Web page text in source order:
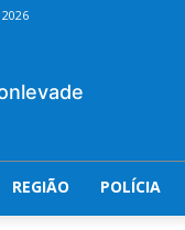
REGIÃO POLÍCIA